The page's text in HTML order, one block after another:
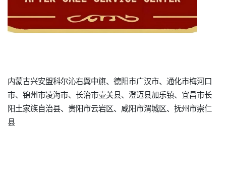
内蒙古兴安盟科尔沁右翼中旗、德阳市广汉市、通化市梅河口
市、锦州市凌海市、长治市壶关县、澄迈县加乐镇、宜昌市长
阳土家族自治县、贵阳市云岩区、咸阳市渭城区、抚州市崇仁
县